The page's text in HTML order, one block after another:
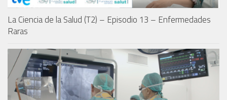
La Ciencia de la Salud (T2) – Episodio 13 – Enfermedades
Raras